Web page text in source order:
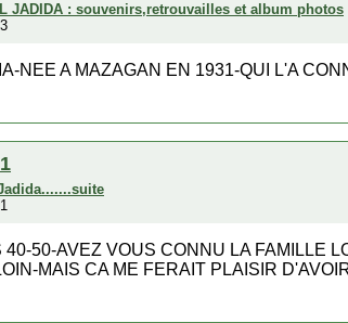
JADIDA : souvenirs,retrouvailles et album photos
NEE A MAZAGAN EN 1931-QUI L'A
40-50-AVEZ VOUS CONNU LA FAMILLE
MAIS CA ME FERAIT PLAISIR